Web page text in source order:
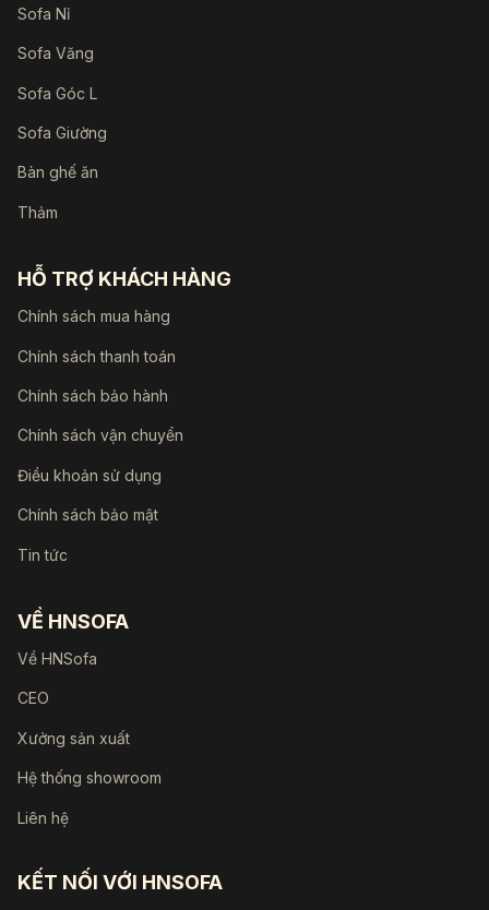
Sofa Nỉ
Sofa Văng
Sofa Góc L
Sofa Giường
Bàn ghế ăn
Thảm
HỖ TRỢ KHÁCH HÀNG
Chính sách mua hàng
Chính sách thanh toán
Chính sách bảo hành
Chính sách vận chuyển
Điều khoản sử dụng
Chính sách bảo mật
Tin tức
VỀ HNSOFA
Về HNSofa
CEO
Xưởng sản xuất
Hệ thống showroom
Liên hệ
KẾT NỐI VỚI HNSOFA